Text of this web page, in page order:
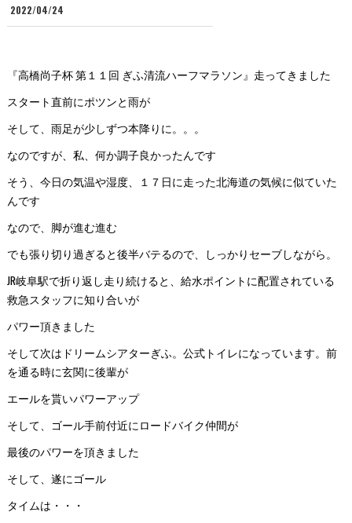
2022/04/24
『高橋尚子杯 第１１回 ぎふ清流ハーフマラソン』走ってきました
スタート直前にポツンと雨が
そして、雨足が少しずつ本降りに。。。
なのですが、私、何か調子良かったんです
そう、今日の気温や湿度、１７日に走った北海道の気候に似ていた
んです
なので、脚が進む進む
でも張り切り過ぎると後半バテるので、しっかりセーブしながら。
JR岐阜駅で折り返し走り続けると、給水ポイントに配置されている
救急スタッフに知り合いが
パワー頂きました
そして次はドリームシアターぎふ。公式トイレになっています。前
を通る時に玄関に後輩が
エールを貰いパワーアップ
そして、ゴール手前付近にロードバイク仲間が
最後のパワーを頂きました
そして、遂にゴール
タイムは・・・